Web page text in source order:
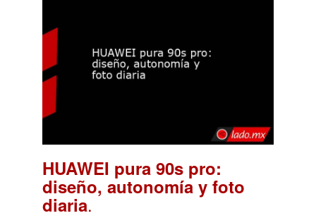
HUAWEI pura 90s pro:
diseño, autonomía y foto
diaria.